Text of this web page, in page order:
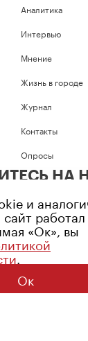
Аналитика
Интервью
Мнение
Жизнь в городе
Журнал
Контакты
Опросы
НА
ограничение: 16+
конфиденциальности
права защищены
и
«Ок», вы
.
Ок